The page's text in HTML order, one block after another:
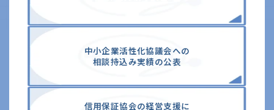
中⼩企業活性化協議会への
相談持込み実績の公表
信⽤保証協会の経営⽀援に